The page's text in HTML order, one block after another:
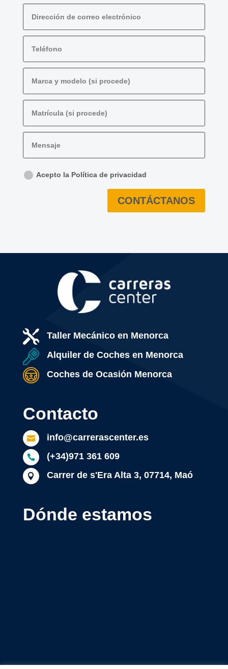
Acepto la Política de privacidad
CONTÁCTANOS

Taller Mecánico en Menorca
Alquiler de Coches en Menorca
Coches de Ocasión Menorca
Contacto
 info@carrerascenter.es
 (+34)971 361 609
 Carrer de s'Era Alta 3, 07714, Maó
Dónde estamos